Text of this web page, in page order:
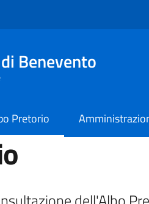
Benevento
Pretorio